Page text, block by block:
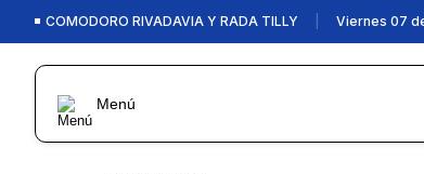
COMODORO RIVADAVIA Y RADA TILLY Viernes 07
Menú